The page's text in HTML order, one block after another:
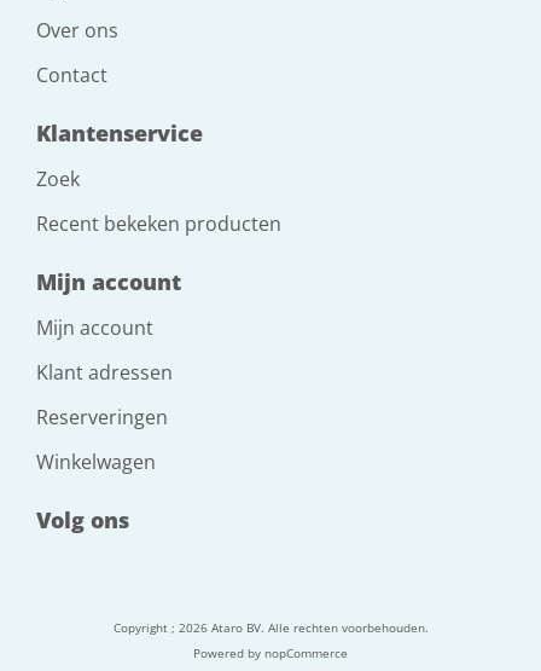
Over ons
Contact
Klantenservice
Zoek
Recent bekeken producten
Mijn account
Mijn account
Klant adressen
Reserveringen
Winkelwagen
Volg ons
Copyright ; 2026 Ataro BV. Alle rechten voorbehouden.
Powered by nopCommerce